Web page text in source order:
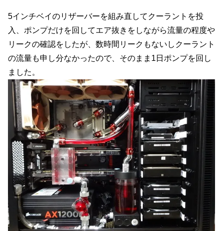
5インチベイのリザーバーを組み直してクーラントを投
入、ポンプだけを回してエア抜きをしながら流量の程度や
リークの確認をしたが、数時間リークもないしクーラント
の流量も申し分なかったので、そのまま1日ポンプを回し
ました。